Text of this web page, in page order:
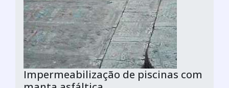
Impermeabilização de piscinas com